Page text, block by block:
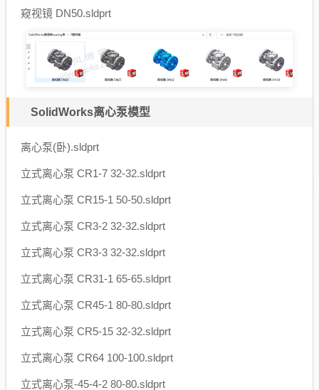
窥视镜 DN50.sldprt
SolidWorks离心泵模型
离心泵(卧).sldprt
立式离心泵 CR1-7 32-32.sldprt
立式离心泵 CR15-1 50-50.sldprt
立式离心泵 CR3-2 32-32.sldprt
立式离心泵 CR3-3 32-32.sldprt
立式离心泵 CR31-1 65-65.sldprt
立式离心泵 CR45-1 80-80.sldprt
立式离心泵 CR5-15 32-32.sldprt
立式离心泵 CR64 100-100.sldprt
立式离心泵-45-4-2 80-80.sldprt